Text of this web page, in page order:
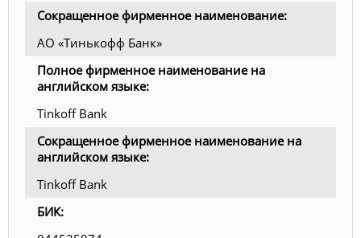
Сокращенное фирменное наименование:
АО «Тинькофф Банк»
Полное фирменное наименование на
английском языке:
Tinkoff Bank
Сокращенное фирменное наименование на
английском языке:
Tinkoff Bank
БИК: